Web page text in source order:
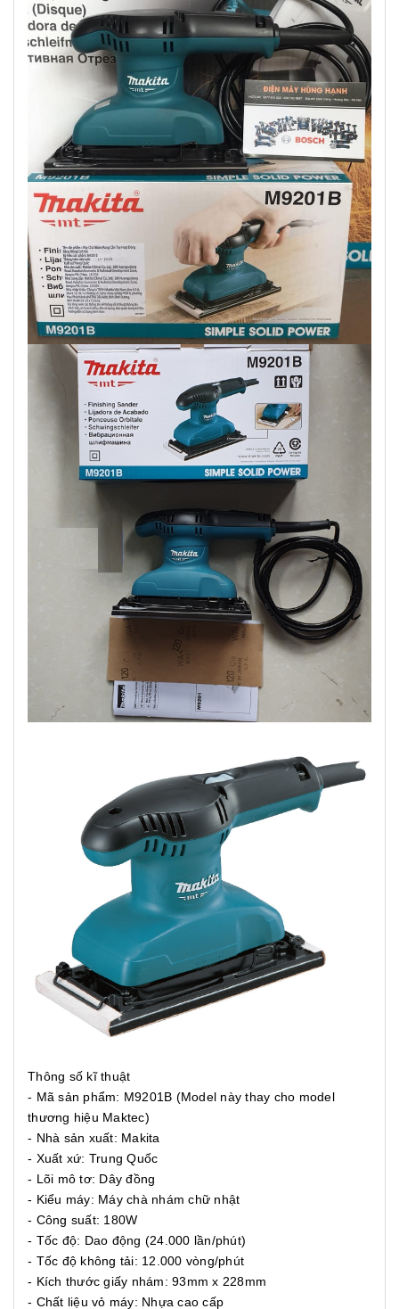
Thông số kĩ thuật
- Mã sản phẩm: M9201B (Model này thay cho model
thương hiệu Maktec)
- Nhà sản xuất: Makita
- Xuất xứ: Trung Quốc
- Lõi mô tơ: Dây đồng
- Kiểu máy: Máy chà nhám chữ nhật
- Công suất: 180W
- Tốc độ: Dao động (24.000 lần/phút)
- Tốc độ không tải: 12.000 vòng/phút
- Kích thước giấy nhám: 93mm x 228mm
- Chất liệu vỏ máy: Nhựa cao cấp